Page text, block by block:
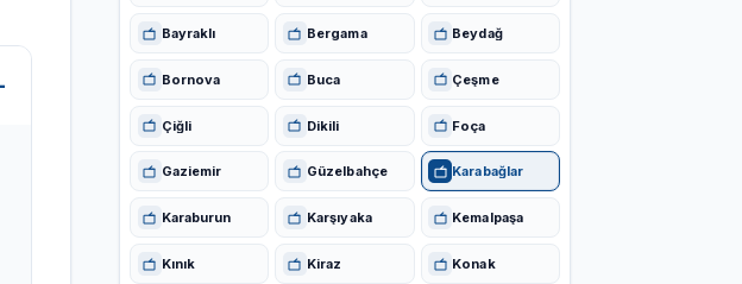
Bayraklı Bergama Beydağ
Bornova Buca Çeşme
Çiğli Dikili Foça
Gaziemir Güzelbahçe Karabağlar
Karaburun Karşıyaka Kemalpaşa
Kınık Kiraz Konak